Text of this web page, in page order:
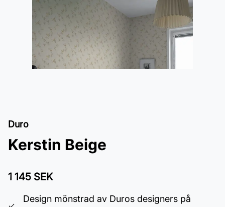
Duro
Kerstin Beige
1 145 SEK
Design mönstrad av Duros designers på